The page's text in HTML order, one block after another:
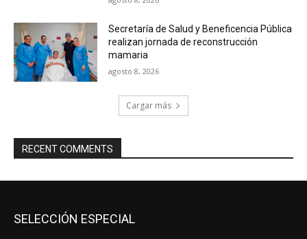
Secretaría de Salud y Beneficencia Pública
realizan jornada de reconstrucción
mamaria
agosto 8, 2026
Cargar más
RECENT COMMENTS
SELECCIÓN ESPECIAL